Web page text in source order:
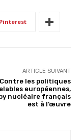
Pinterest
ARTICLE SUIVANT
Contre les politiques
européennes,
nucléaire français
est à l’œuvre